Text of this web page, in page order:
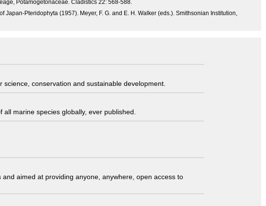
Potamogetonaceae. Cladistics 22: 568-588.
Pteridophyta (1957). Meyer, F. G. and E. H. Walker (eds.). Smithsonian Institution,
conservation and sustainable development.
marine species globally, ever published.
aimed at providing anyone, anywhere, open access to